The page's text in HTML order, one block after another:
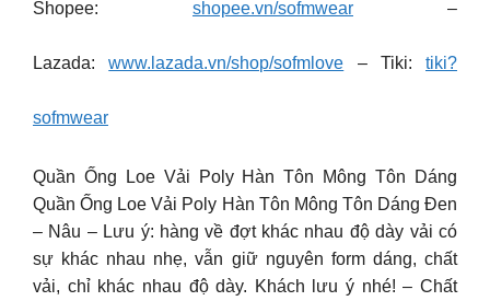
Shopee: shopee.vn/sofmwear –
Lazada:www.lazada.vn/shop/sofmlove – Tiki: tiki?
sofmwear
Quần Ống Loe Vải Poly Hàn Tôn Mông Tôn Dáng
Quần Ống Loe Vải Poly Hàn Tôn Mông Tôn Dáng Đen
– Nâu – Lưu ý: hàng về đợt khác nhau độ dày vải có
sự khác nhau nhẹ, vẫn giữ nguyên form dáng, chất
vải, chỉ khác nhau độ dày. Khách lưu ý nhé! – Chất